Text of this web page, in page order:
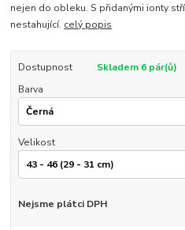
nejen do obleku. S přidanými ionty
nestahující. celý popis
Dostupnost
Skladem 6 pár(ů)
Barva
Velikost
Nejsme plátci DPH